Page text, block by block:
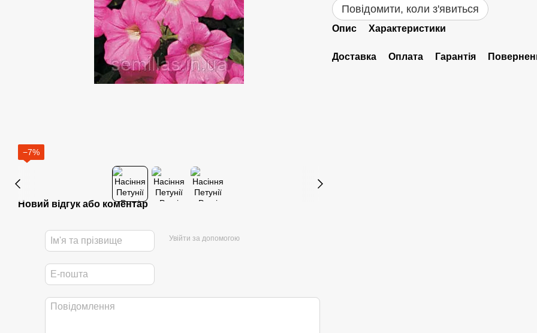
−7%
Новий відгук або коментар
Увійти за допомогою
Повідомити, коли з'явиться
Опис Характеристики
Доставка Оплата Гарантія